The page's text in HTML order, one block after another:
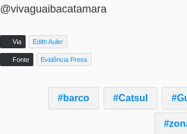
@vivaguaibacatamara
Via Edith Auler
Fonte Evidência Press
barco Catsul